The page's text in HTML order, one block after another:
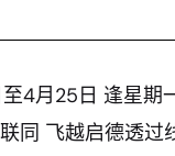
4月25日 逢星期
同 飞越启德透过